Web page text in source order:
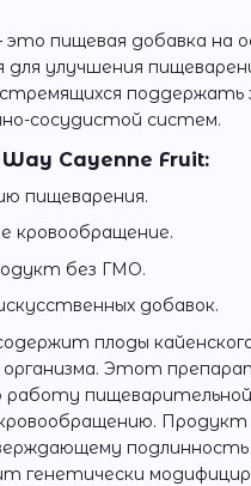
это пищевая добавка на
улучшения
поддержать
сосудистой систем.
Cayenne Fruit:
пищеварения.
кровообращение.
без ГМО.
добавок.
плоды
организма. Этот
работу
подлинность
генетически